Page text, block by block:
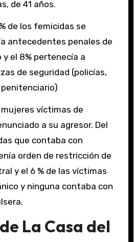
de 41 años.
de los femicidas se
antecedentes penales de
el 8% pertenecía a
de seguridad (policías,
mujeres víctimas de
a su agresor. Del
que contaba con
orden de restricción de
y el 6 % de las víctimas
y ninguna contaba con
La Casa del